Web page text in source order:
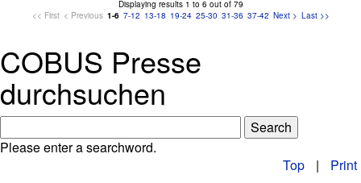
Displaying results 1 to 6 out of 79
<< First < Previous 1-6 7-12 13-18 19-24 25-30 31-36 37-42 Next > Last >>
COBUS Presse
durchsuchen
Please enter a searchword.
Top
| Print